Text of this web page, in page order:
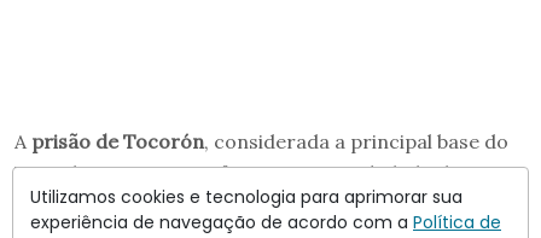
A prisão de Tocorón, considerada a principal base do
Tren de Aragua, transformou-se em símbolo desse
poder. De acordo com investigações, Guerrero vivia
Utilizamos cookies e tecnologia para aprimorar sua
experiência de navegação de acordo com a Política de